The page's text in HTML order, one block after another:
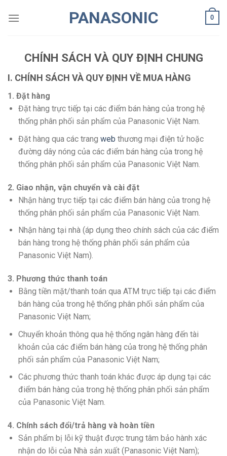
PANASONIC 0
CHÍNH SÁCH VÀ QUY ĐỊNH CHUNG
I. CHÍNH SÁCH VÀ QUY ĐỊNH VỀ MUA HÀNG
1. Đặt hàng
Đặt hàng trực tiếp tại các điểm bán hàng của trong hệ
thống phân phối sản phẩm của Panasonic Việt Nam.
Đặt hàng qua các trang web thương mại điện tử hoặc
đường dây nóng của các điểm bán hàng của trong hệ
thống phân phối sản phẩm của Panasonic Việt Nam.
2. Giao nhận, vận chuyển và cài đặt
Nhận hàng trực tiếp tại các điểm bán hàng của trong hệ
thống phân phối sản phẩm của Panasonic Việt Nam.
Nhận hàng tại nhà (áp dụng theo chính sách của các điểm
bán hàng trong hệ thống phân phối sản phẩm của
Panasonic Việt Nam).
3. Phương thức thanh toán
Bằng tiền mặt/thanh toán qua ATM trực tiếp tại các điểm
bán hàng của trong hệ thống phân phối sản phẩm của
Panasonic Việt Nam;
Chuyển khoản thông qua hệ thống ngân hàng đến tài
khoản của các điểm bán hàng của trong hệ thống phân
phối sản phẩm của Panasonic Việt Nam;
Các phương thức thanh toán khác được áp dụng tại các
điểm bán hàng của trong hệ thống phân phối sản phẩm
của Panasonic Việt Nam.
4. Chính sách đổi/trả hàng và hoàn tiền
Sản phẩm bị lỗi kỹ thuật được trung tâm bảo hành xác
nhận do lỗi của Nhà sản xuất (Panasonic Việt Nam);